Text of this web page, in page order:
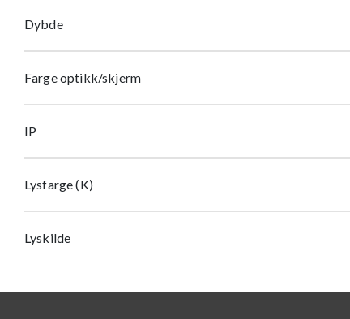
Dybde
Farge optikk/skjerm
IP
Lysfarge (K)
Lyskilde